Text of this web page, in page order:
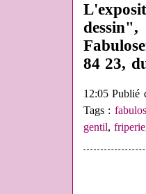
84 23,
12:05 Publié
Tags :
gentil,friperie